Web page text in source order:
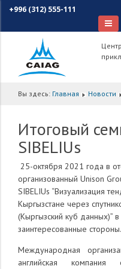
+996 (312) 555-111
Вы здесь: Главная Новости
Итоговый
SIBELIUs
25-октября 2021 года в
организованный Unison
SIBELIUs “Визуализация
Кыргызстане через
(Кыргызский куб данных)”
заинтересованные стороны.
Международная
английская